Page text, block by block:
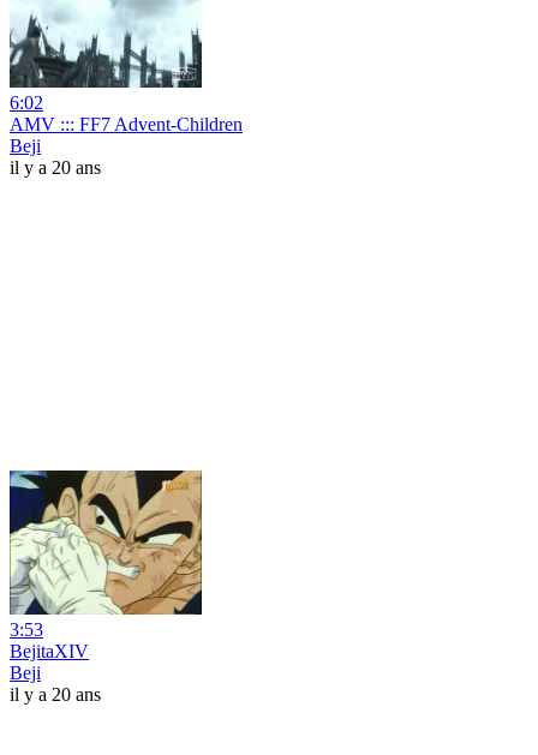
6:02
AMV ::: FF7 Advent-Children
Beji
il y a 20 ans
3:53
BejitaXIV
Beji
il y a 20 ans